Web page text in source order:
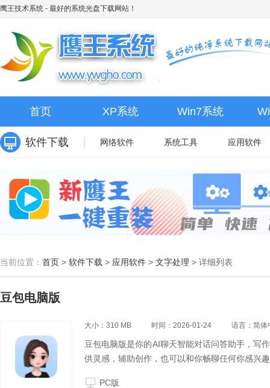
鹰王技术系统 - 最好的系统光盘下载网站！
首页 XP系统 Win7系统
软件下载 网络软件 系统工具 应用软件
当前位置： 首页 > 软件下载 > 应用软件 > 文字处理 > 详细列表
豆包电脑版
大小：310 MB 时间：2026-01-24 语言：简体
豆包电脑版是你的AI聊天智能对话问答助手，写
供灵感，辅助创作，也可以和你畅聊任何你感兴
PC版